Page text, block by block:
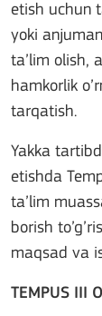
etish uchun
yoki
ta’lim olish,
hamkorlik
tarqatish.
Yakka
etishda
ta’lim
borish
maqsad va
TEMPUS III